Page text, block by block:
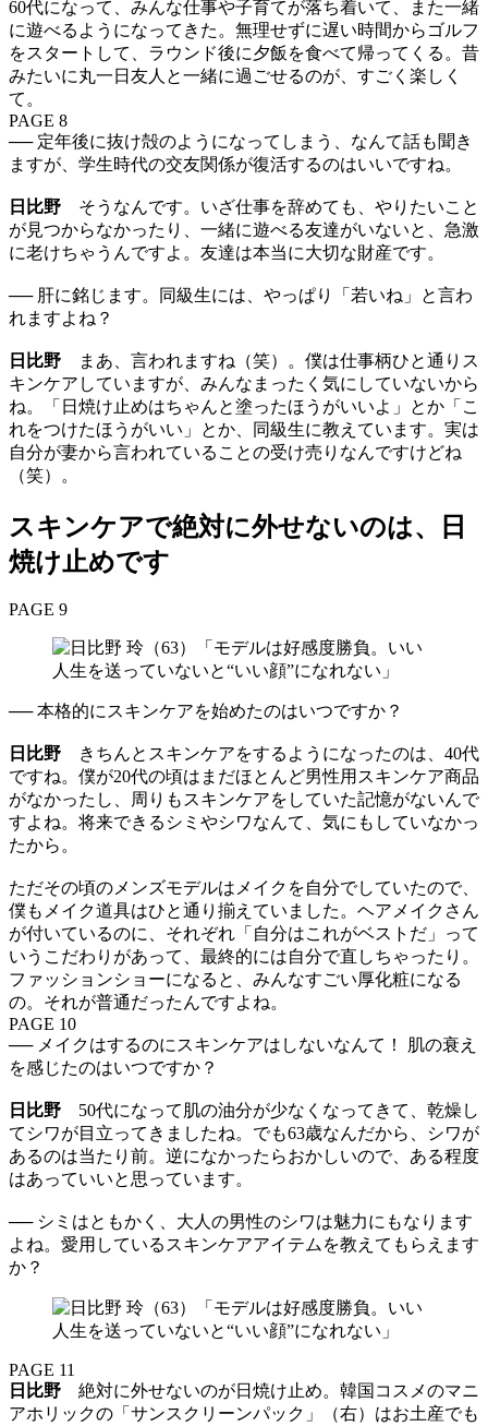
60代になって、みんな仕事や子育てが落ち着いて、また一緒
に遊べるようになってきた。無理せずに遅い時間からゴルフ
をスタートして、ラウンド後に夕飯を食べて帰ってくる。昔
みたいに丸一日友人と一緒に過ごせるのが、すごく楽しく
て。
PAGE 8
── 定年後に抜け殻のようになってしまう、なんて話も聞き
ますが、学生時代の交友関係が復活するのはいいですね。
日比野 そうなんです。いざ仕事を辞めても、やりたいこと
が見つからなかったり、一緒に遊べる友達がいないと、急激
に老けちゃうんですよ。友達は本当に大切な財産です。
── 肝に銘じます。同級生には、やっぱり「若いね」と言わ
れますよね？
日比野 まあ、言われますね（笑）。僕は仕事柄ひと通りス
キンケアしていますが、みんなまったく気にしていないから
ね。「日焼け止めはちゃんと塗ったほうがいいよ」とか「こ
れをつけたほうがいい」とか、同級生に教えています。実は
自分が妻から言われていることの受け売りなんですけどね
（笑）。
スキンケアで絶対に外せないのは、日
焼け止めです
PAGE 9
── 本格的にスキンケアを始めたのはいつですか？
日比野 きちんとスキンケアをするようになったのは、40代
ですね。僕が20代の頃はまだほとんど男性用スキンケア商品
がなかったし、周りもスキンケアをしていた記憶がないんで
すよね。将来できるシミやシワなんて、気にもしていなかっ
たから。
ただその頃のメンズモデルはメイクを自分でしていたので、
僕もメイク道具はひと通り揃えていました。ヘアメイクさん
が付いているのに、それぞれ「自分はこれがベストだ」って
いうこだわりがあって、最終的には自分で直しちゃったり。
ファッションショーになると、みんなすごい厚化粧になる
の。それが普通だったんですよね。
PAGE 10
── メイクはするのにスキンケアはしないなんて！ 肌の衰え
を感じたのはいつですか？
日比野 50代になって肌の油分が少なくなってきて、乾燥し
てシワが目立ってきましたね。でも63歳なんだから、シワが
あるのは当たり前。逆になかったらおかしいので、ある程度
はあっていいと思っています。
── シミはともかく、大人の男性のシワは魅力にもなります
よね。愛用しているスキンケアアイテムを教えてもらえます
か？
PAGE 11
日比野 絶対に外せないのが日焼け止め。韓国コスメのマニ
アホリックの「サンスクリーンパック」（右）はお土産でも